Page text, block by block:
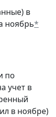
в
ноябрь*
по
учет в
в ноябре)